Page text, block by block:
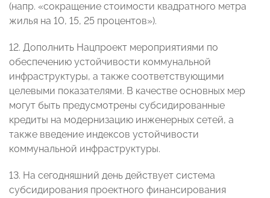
(напр. «сокращение стоимости квадратного метра
жилья на 10, 15, 25 процентов»).
12. Дополнить Нацпроект мероприятиями по
обеспечению устойчивости коммунальной
инфраструктуры, а также соответствующими
целевыми показателями. В качестве основных мер
могут быть предусмотрены субсидированные
кредиты на модернизацию инженерных сетей, а
также введение индексов устойчивости
коммунальной инфраструктуры.
13. На сегодняшний день действует система
субсидирования проектного финансирования